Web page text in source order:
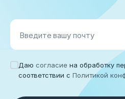
Введите вашу почту
Даю согласие на обработку
соответствии с Политикой